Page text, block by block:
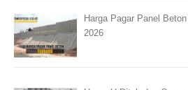
Harga Pagar Panel
2026